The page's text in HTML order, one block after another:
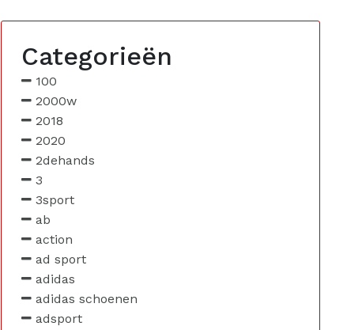
Categorieën
100
2000w
2018
2020
2dehands
3
3sport
ab
action
ad sport
adidas
adidas schoenen
adsport